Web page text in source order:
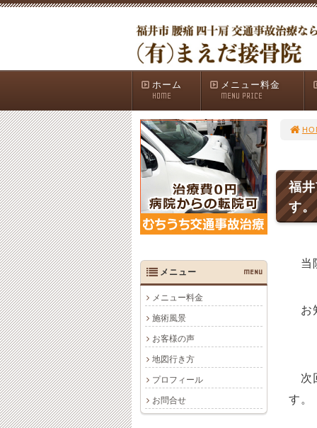
ホーム
HOME
メニュー料金
MENU PRICE
福
す。
当
お
次
す。
メニュー MENU
メニュー料金
施術風景
お客様の声
地図行き方
プロフィール
お問合せ